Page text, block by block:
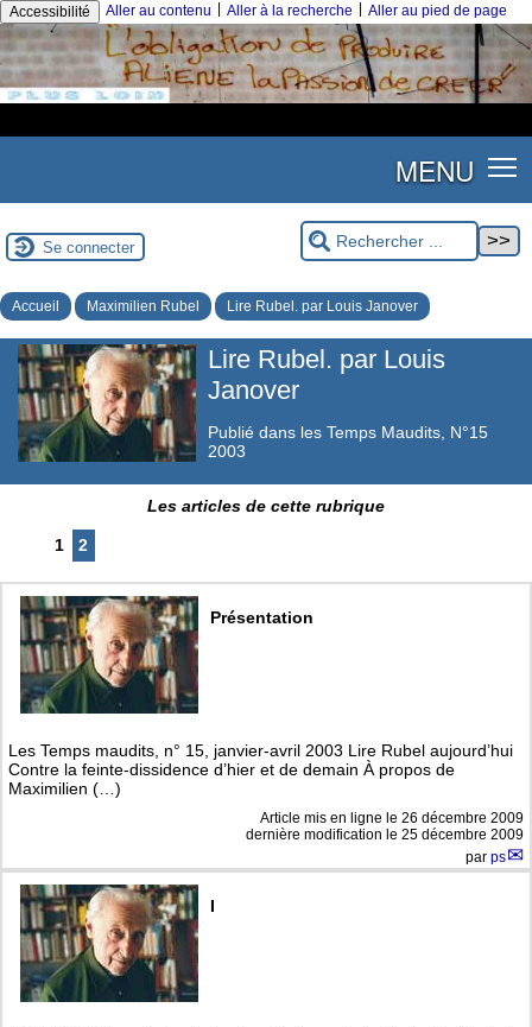
Accessibilité Aller au contenu Aller à la recherche Aller au pied de page
MENU
Se connecter
Accueil Maximilien Rubel Lire Rubel. par Louis Janover
Lire Rubel. par Louis
Janover
Publié dans les Temps Maudits, N°15
2003
Les articles de cette rubrique
1 2
Présentation
Les Temps maudits, n° 15, janvier-avril 2003 Lire Rubel aujourd’hui
Contre la feinte-dissidence d’hier et de demain À propos de
Maximilien (…)
Article mis en ligne le 26 décembre 2009
dernière modification le 25 décembre 2009
par ps
I